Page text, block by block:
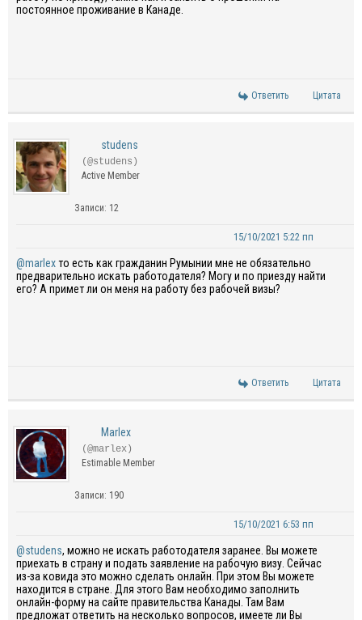
постоянное проживание в Канаде.
Ответить Цитата
studens
(@studens)
Active Member
Записи: 12
15/10/2021 5:22 пп
@marlexто есть как гражданин Румынии мне не обязательно
предварительно искать работодателя? Могу и по приезду найти
его? А примет ли он меня на работу без рабочей визы?
Ответить Цитата
Marlex
(@marlex)
Estimable Member
Записи: 190
15/10/2021 6:53 пп
@studens, можно не искать работодателя заранее. Вы можете
приехать в страну и подать заявление на рабочую визу. Сейчас
из-за ковида это можно сделать онлайн. При этом Вы можете
находится в стране. Для этого Вам необходимо заполнить
онлайн-форму на сайте правительства Канады. Там Вам
предложат ответить на несколько вопросов, имеете ли Вы